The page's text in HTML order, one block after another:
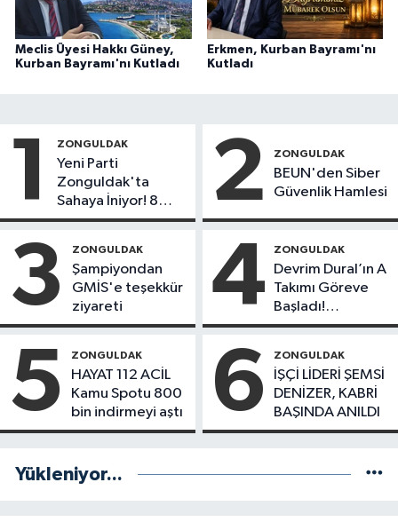
Meclis Üyesi Hakkı Güney,
Kurban Bayramı'nı Kutladı
Erkmen, Kurban Bayramı'nı
Kutladı
1 ZONGULDAK
Yeni Parti
Zonguldak'ta
Sahaya İniyor! 8
İlçede Kurucu
Başladı
2 ZONGULDAK
BEUN'den Siber
Güvenlik Hamlesi
3 ZONGULDAK
Şampiyondan
GMİS'e teşekkür
ziyareti
4 ZONGULDAK
Devrim Dural’ın A
Takımı Göreve
Başladı!
Yönetimde
5 ZONGULDAK
HAYAT 112 ACİL
Kamu Spotu 800
bin indirmeyi aştı
6 ZONGULDAK
İŞÇİ LİDERİ ŞEMSİ
DENİZER, KABRİ
BAŞINDA ANILDI
Yükleniyor...